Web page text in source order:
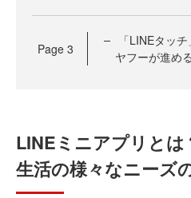
Page 3
「LINEタッ
ヤフーが進め
LINEミニアプリとは
生活の様々なニーズ